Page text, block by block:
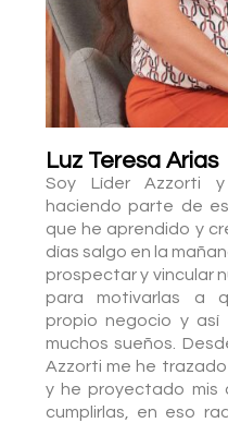
Luz Teresa Arias
Soy Líder Azzorti
haciendo parte de
que he aprendido y
días salgo en la
prospectar y vincular
para motivarlas a
propio negocio y así
muchos sueños.
Azzorti me he
y he proyectado mis
cumplirlas, en eso